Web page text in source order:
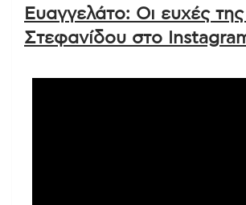
Ευαγγελάτο: Οι ευχές της
Στεφανίδου στο